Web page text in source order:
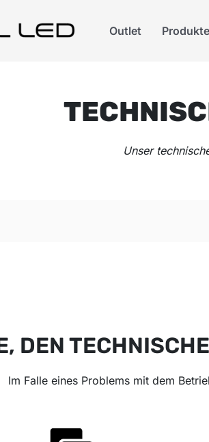
Outlet Produkte
Unser
DEN
Im Falle eines Problems mit dem